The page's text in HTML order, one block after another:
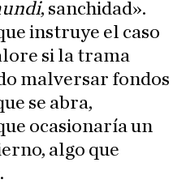
, sanchidad».
instruye el caso
si la trama
malversar fondos
se abra,
ocasionaría un
algo que